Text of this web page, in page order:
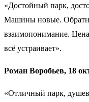
«Достойный парк,
Машины новые.
взаимопонимание.
всё устраивает».
Роман Воробьев, 18
«Отличный парк,